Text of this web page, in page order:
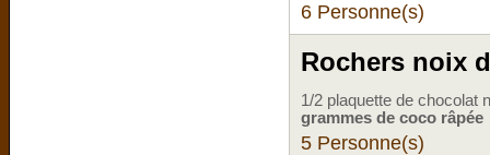
6 Personne(s)
Rochers noix
1/2 plaquette de
grammes de coco râpée
5 Personne(s)